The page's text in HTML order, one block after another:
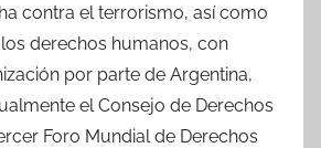
contra el terrorismo, así como
derechos humanos, con
por parte de Argentina,
el Consejo de Derechos
Foro Mundial de Derechos